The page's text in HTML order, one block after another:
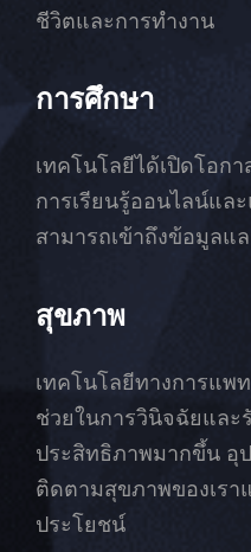
ชีวิตและการทำงาน
การศึกษา
เทคโนโลยีได้เปิดโอก
การเรียนรู้ออนไลน์แล
สามารถเข้าถึงข้อมูลแ
สุขภาพ
เทคโนโลยีทางการแพ
ช่วยในการวินิจฉัยและ
ประสิทธิภาพมากขึ้น อุ
ติดตามสุขภาพของเรา
ประโยชน์